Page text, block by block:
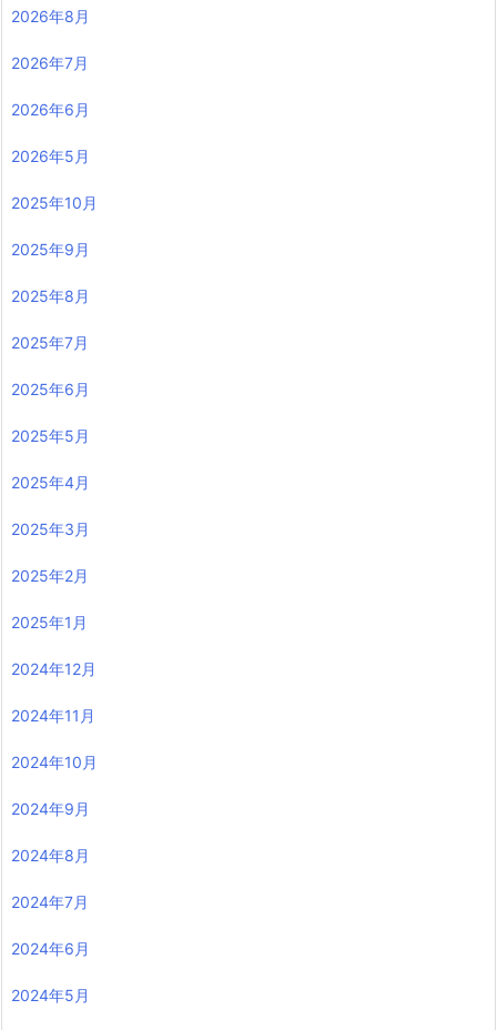
2026年8月
2026年7月
2026年6月
2026年5月
2025年10月
2025年9月
2025年8月
2025年7月
2025年6月
2025年5月
2025年4月
2025年3月
2025年2月
2025年1月
2024年12月
2024年11月
2024年10月
2024年9月
2024年8月
2024年7月
2024年6月
2024年5月